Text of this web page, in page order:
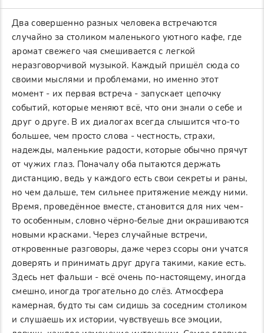
Два совершенно разных человека встречаются
случайно за столиком маленького уютного кафе, где
аромат свежего чая смешивается с легкой
неразговорчивой музыкой. Каждый пришёл сюда со
своими мыслями и проблемами, но именно этот
момент - их первая встреча - запускает цепочку
событий, которые меняют всё, что они знали о себе и
друг о друге. В их диалогах всегда слышится что-то
большее, чем просто слова - честность, страхи,
надежды, маленькие радости, которые обычно прячут
от чужих глаз. Поначалу оба пытаются держать
дистанцию, ведь у каждого есть свои секреты и раны,
но чем дальше, тем сильнее притяжение между ними.
Время, проведённое вместе, становится для них чем-
то особенным, словно чёрно-белые дни окрашиваются
новыми красками. Через случайные встречи,
откровенные разговоры, даже через ссоры они учатся
доверять и принимать друг друга такими, какие есть.
Здесь нет фальши - всё очень по-настоящему, иногда
смешно, иногда трогательно до слёз. Атмосфера
камерная, будто ты сам сидишь за соседним столиком
и слушаешь их истории, чувствуешь все эмоции,